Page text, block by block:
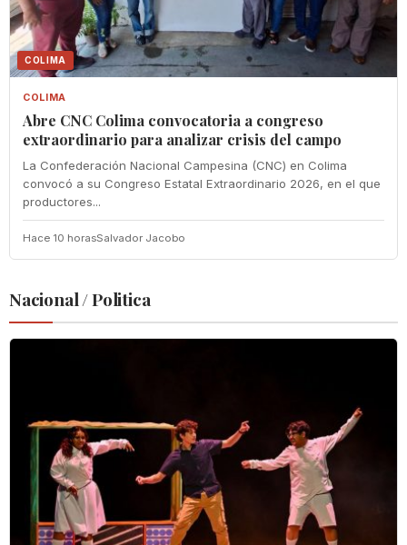
COLIMA
COLIMA
Abre CNC Colima convocatoria a congreso
extraordinario para analizar crisis del campo
La Confederación Nacional Campesina (CNC) en Colima
convocó a su Congreso Estatal Extraordinario 2026, en el que
productores...
Hace 10 horasSalvador Jacobo
Nacional / Politica